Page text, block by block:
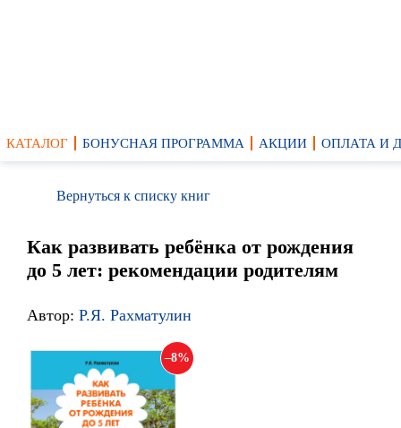
КАТАЛОГ БОНУСНАЯ ПРОГРАММА АКЦИИ ОПЛАТА И
Вернуться к списку книг
Как развивать ребёнка от рождения
до 5 лет: рекомендации родителям
Автор: Р.Я. Рахматулин
8